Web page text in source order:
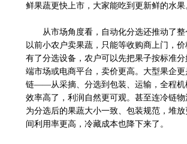
鲜果蔬更快上市，大家能吃到更新鲜的水果
从市场角度看，自动化分选还推动了整
以前小农户卖果蔬，只能等收购商上门，
有了分选设备，农户可以先把果子按标准
端市场或电商平台，卖价更高。大型果企
链——从采摘、分选到包装、运输，全程机
效率高了，利润自然更可观。甚至连冷链
为分选后的果蔬大小一致、包装规范，堆
间利用率更高，冷藏成本也降下来了。